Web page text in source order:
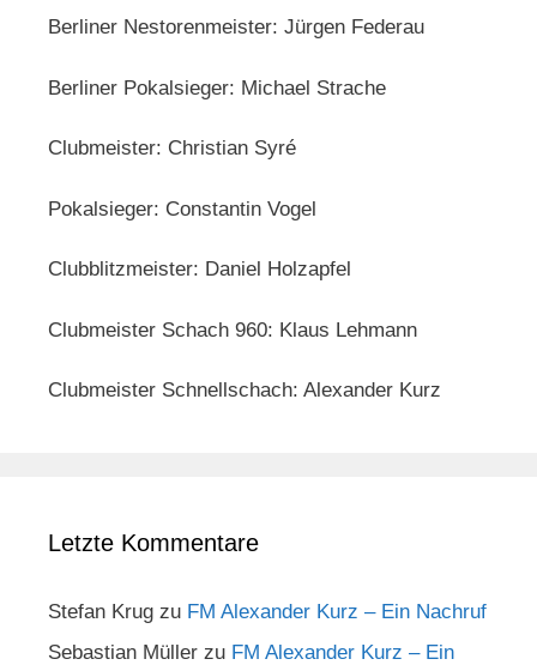
Berliner Nestorenmeister: Jürgen Federau
Berliner Pokalsieger: Michael Strache
Clubmeister: Christian Syré
Pokalsieger: Constantin Vogel
Clubblitzmeister: Daniel Holzapfel
Clubmeister Schach 960: Klaus Lehmann
Clubmeister Schnellschach: Alexander Kurz
Letzte Kommentare
Stefan Krug zu FM Alexander Kurz – Ein Nachruf
Sebastian Müller zu FM Alexander Kurz – Ein